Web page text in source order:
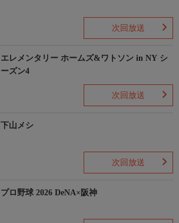
次回放送
エレメンタリー ホームズ&ワトソン in NY シ
ーズン4
次回放送
下山メシ
次回放送
プロ野球 2026 DeNA×阪神